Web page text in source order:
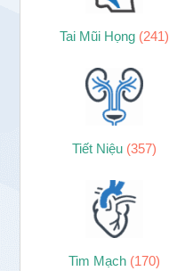
Tai Mũi Họng (241)
Tiết Niệu (357)
Tim Mạch (170)